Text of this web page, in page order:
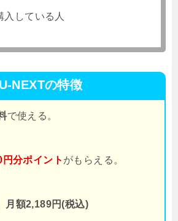
入している人
U-NEXTの特徴
で使える。
円分ポイント がもらえる。
月額2,189円(税込)